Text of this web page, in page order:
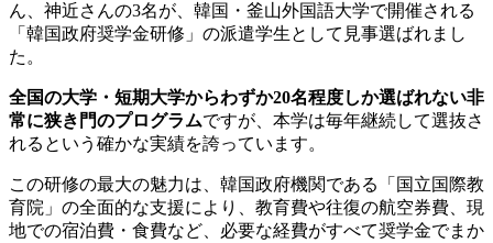
ん、神近さんの3名が、韓国・釜山外国語大学で開催される
「韓国政府奨学金研修」の派遣学生として見事選ばれまし
た。
全国の大学・短期大学からわずか20名程度しか選ばれない非
常に狭き門のプログラムですが、本学は毎年継続して選抜さ
れるという確かな実績を誇っています。
この研修の最大の魅力は、韓国政府機関である「国立国際教
育院」の全面的な支援により、教育費や往復の航空券費、現
地での宿泊費・食費など、必要な経費がすべて奨学金でまか